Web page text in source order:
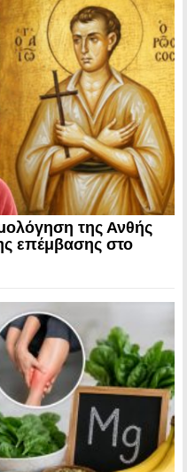
της Ανθής
επέμβασης στο